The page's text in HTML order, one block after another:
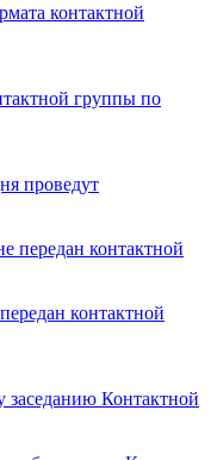
контактной
группы по
проведут
контактной
заседанию Контактной